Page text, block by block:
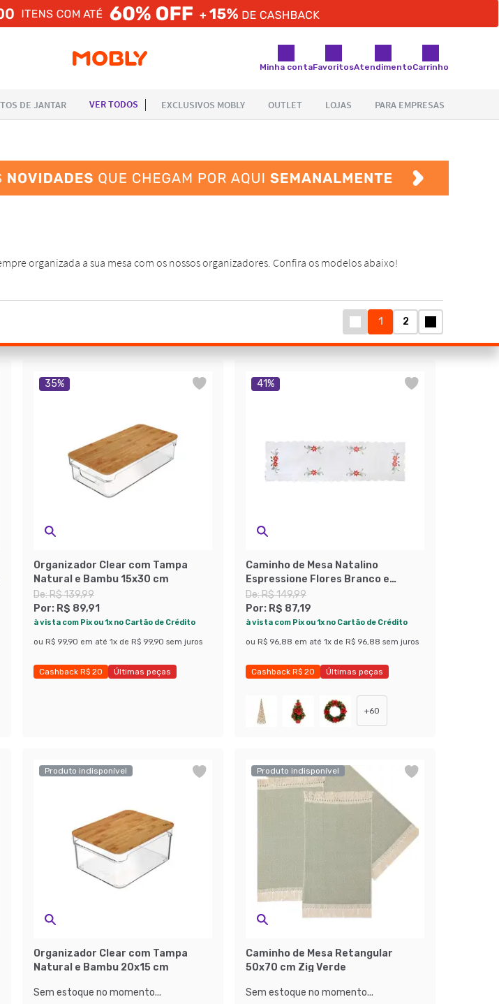
Minha contaFavoritosAtendimentoCarrinho
1 2
35%
Organizador Clear com Tampa
Natural e Bambu 15x30 cm
De:R$ 139,99
Por: R$ 89,91
à vista com Pix ou 1x no Cartão de Crédito
ou R$ 99,90 em até 1x de R$ 99,90 sem juros
Cashback R$ 20
Últimas peças
41%
Caminho de Mesa Natalino
Espressione Flores Branco e
Vermelho
De:R$ 149,99
Por: R$ 87,19
à vista com Pix ou 1x no Cartão de Crédito
ou R$ 96,88 em até 1x de R$ 96,88 sem juros
Cashback R$ 20
Últimas peças
+60
Produto indisponível
Organizador Clear com Tampa
Natural e Bambu 20x15 cm
Sem estoque no momento...
Produto indisponível
Caminho de Mesa Retangular
50x70 cm Zig Verde
Sem estoque no momento...